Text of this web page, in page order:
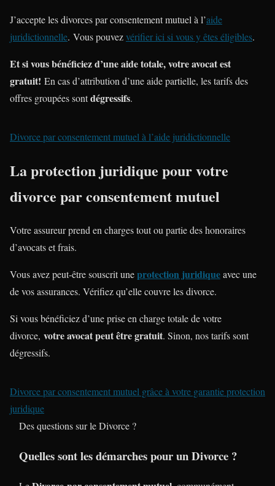
J’accepte les divorces par consentement mutuel à l’aide
juridictionnelle. Vous pouvezvérifier ici si vous y êtes éligibles.
Et si vous bénéficiez d’une aide totale, votre avocat est
gratuit! En cas d’attribution d’une aide partielle, les tarifs des
offres groupées sontdégressifs.
Divorce par consentement mutuel à l’aide juridictionnelle
La protection juridique pour votre
divorce par consentement mutuel
Votre assureur prend en charges tout ou partie des honoraires
d’avocats et frais.
Vous avez peut-être souscrit uneprotection juridiqueavec une
de vos assurances. Vérifiez qu’elle couvre les divorce.
Si vous bénéficiez d’une prise en charge totale de votre
divorce, votre avocat peut être gratuit. Sinon, nos tarifs sont
dégressifs.
Divorce par consentement mutuel grâce à votre garantie protection
juridique
Des questions sur le Divorce ?
Quelles sont les démarches pour un Divorce ?